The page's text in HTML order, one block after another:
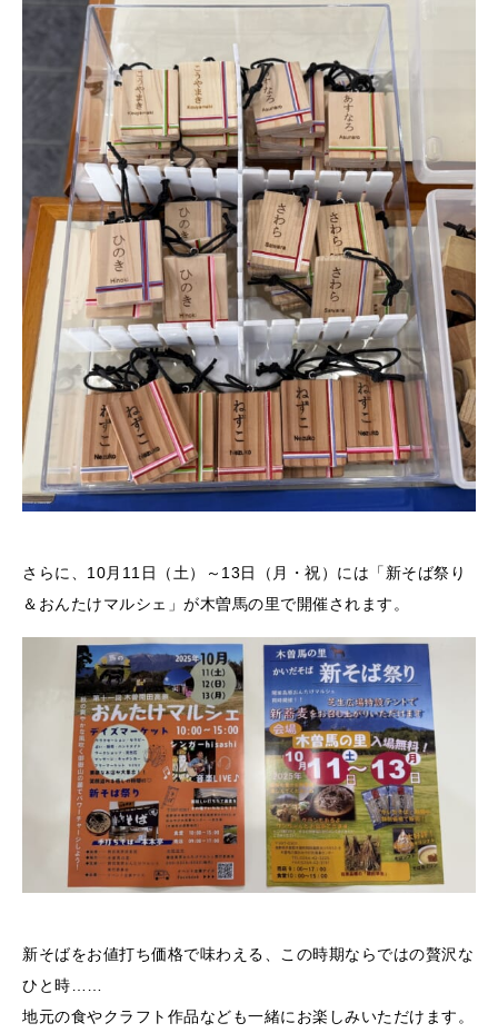
さらに、10月11日（土）～13日（月・祝）には「新そば祭り
＆おんたけマルシェ」が木曽馬の里で開催されます。
新そばをお値打ち価格で味わえる、この時期ならではの贅沢な
ひと時……
地元の食やクラフト作品なども一緒にお楽しみいただけます。